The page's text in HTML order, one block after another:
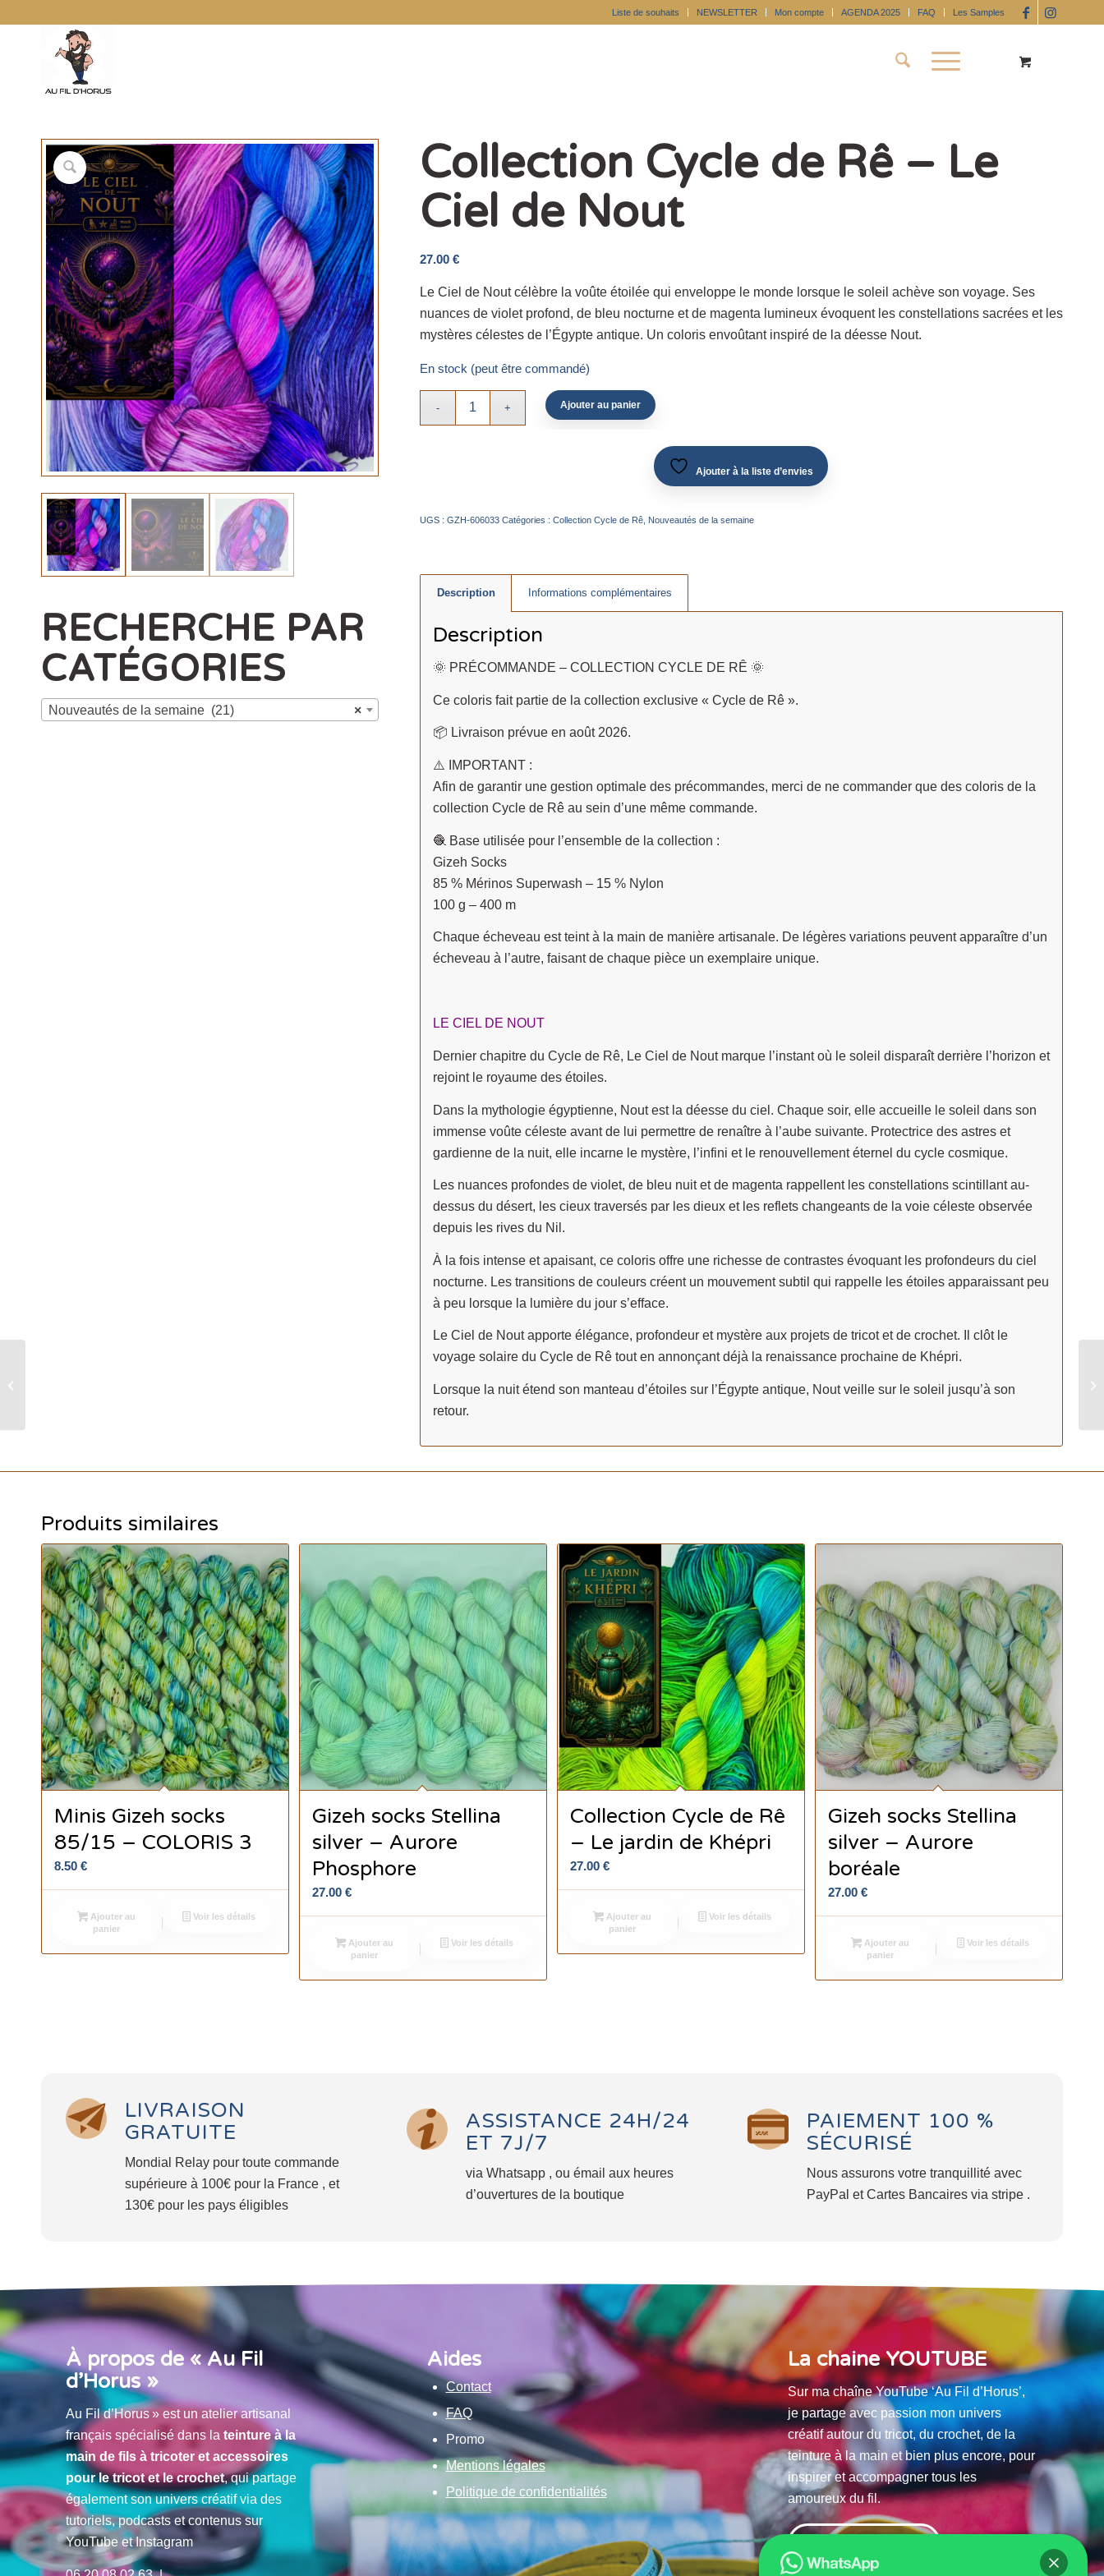
Liste de souhaits NEWSLETTER Mon compte AGENDA 2025 FAQ Les Samples
RECHERCHE PAR
CATÉGORIES
×
Nouveautés de la semaine (21)
Collection Cycle de Rê – Le
Ciel de Nout
27.00 €
Le Ciel de Nout célèbre la voûte étoilée qui enveloppe le monde lorsque le soleil achève son voyage. Ses
nuances de violet profond, de bleu nocturne et de magenta lumineux évoquent les constellations sacrées et les
mystères célestes de l’Égypte antique. Un coloris envoûtant inspiré de la déesse Nout.
En stock (peut être commandé)
Ajouter au panier
Ajouter à la liste d’envies
UGS : GZH-606033 Catégories : Collection Cycle de Rê, Nouveautés de la semaine
Description Informations complémentaires
Description
🌞 PRÉCOMMANDE – COLLECTION CYCLE DE RÊ 🌞
Ce coloris fait partie de la collection exclusive « Cycle de Rê ».
📦 Livraison prévue en août 2026.
⚠️ IMPORTANT :
Afin de garantir une gestion optimale des précommandes, merci de ne commander que des coloris de la
collection Cycle de Rê au sein d’une même commande.
🧶 Base utilisée pour l’ensemble de la collection :
Gizeh Socks
85 % Mérinos Superwash – 15 % Nylon
100 g – 400 m
Chaque écheveau est teint à la main de manière artisanale. De légères variations peuvent apparaître d’un
écheveau à l’autre, faisant de chaque pièce un exemplaire unique.
LE CIEL DE NOUT
Dernier chapitre du Cycle de Rê, Le Ciel de Nout marque l’instant où le soleil disparaît derrière l’horizon et
rejoint le royaume des étoiles.
Dans la mythologie égyptienne, Nout est la déesse du ciel. Chaque soir, elle accueille le soleil dans son
immense voûte céleste avant de lui permettre de renaître à l’aube suivante. Protectrice des astres et
gardienne de la nuit, elle incarne le mystère, l’infini et le renouvellement éternel du cycle cosmique.
Les nuances profondes de violet, de bleu nuit et de magenta rappellent les constellations scintillant au-
dessus du désert, les cieux traversés par les dieux et les reflets changeants de la voie céleste observée
depuis les rives du Nil.
À la fois intense et apaisant, ce coloris offre une richesse de contrastes évoquant les profondeurs du ciel
nocturne. Les transitions de couleurs créent un mouvement subtil qui rappelle les étoiles apparaissant peu
à peu lorsque la lumière du jour s’efface.
Le Ciel de Nout apporte élégance, profondeur et mystère aux projets de tricot et de crochet. Il clôt le
voyage solaire du Cycle de Rê tout en annonçant déjà la renaissance prochaine de Khépri.
Lorsque la nuit étend son manteau d’étoiles sur l’Égypte antique, Nout veille sur le soleil jusqu’à son
retour.
Produits similaires
Minis Gizeh socks
85/15 – COLORIS 3
8.50 €
Ajouter au
panier
Voir les détails
Gizeh socks Stellina
silver – Aurore
Phosphore
27.00€
Ajouter au
panier
Voir les détails
Collection Cycle de Rê
– Le jardin de Khépri
27.00€
Ajouter au
panier
Voir les détails
Gizeh socks Stellina
silver – Aurore
boréale
27.00€
Ajouter au
panier
Voir les détails
LIVRAISON
GRATUITE
Mondial Relay pour toute commande
supérieure à 100€ pour la France , et
130€ pour les pays éligibles
ASSISTANCE 24H/24
ET 7J/7
via Whatsapp , ou émail aux heures
d’ouvertures de la boutique
PAIEMENT 100 %
SÉCURISÉ
Nous assurons votre tranquillité avec
PayPal et Cartes Bancaires via stripe .
À propos de « Au Fil
d’Horus »
Au Fil d’Horus » est un atelier artisanal
français spécialisé dans la teinture à la
main de fils à tricoter et accessoires
pour le tricot et le crochet, qui partage
également son univers créatif via des
tutoriels, podcasts et contenus sur
YouTube et Instagram
Aides
Contact
FAQ
Promo
Mentions légales
Politique de confidentialités
La chaine YOUTUBE
Sur ma chaîne YouTube ‘Au Fil d’Horus’,
je partage avec passion mon univers
créatif autour du tricot, du crochet, de la
teinture à la main et bien plus encore, pour
inspirer et accompagner tous les
amoureux du fil.